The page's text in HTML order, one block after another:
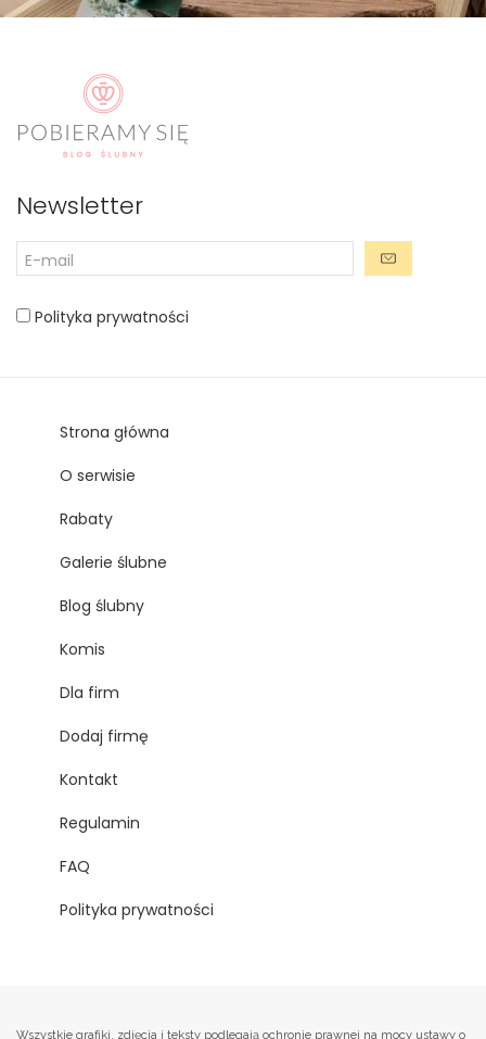
Newsletter
Polityka prywatności
Strona główna
O serwisie
Rabaty
Galerie ślubne
Blog ślubny
Komis
Dla firm
Dodaj firmę
Kontakt
Regulamin
FAQ
Polityka prywatności
Wszystkie grafiki, zdjęcia i teksty podlegają ochronie prawnej na mocy ustawy o